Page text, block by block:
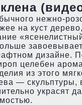
нежно-
на куст
дизайне.
целебен
из этого
— скульптуры,
украсят